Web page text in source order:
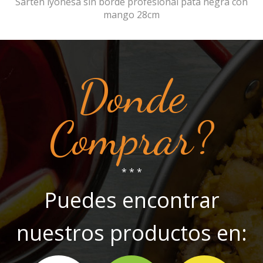
mango 28cm
Donde
Comprar?
* * *
Puedes encontrar
nuestros productos en: